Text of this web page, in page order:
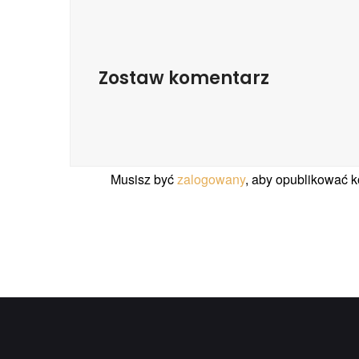
Zostaw komentarz
Musisz byćzalogowany, aby opublikować